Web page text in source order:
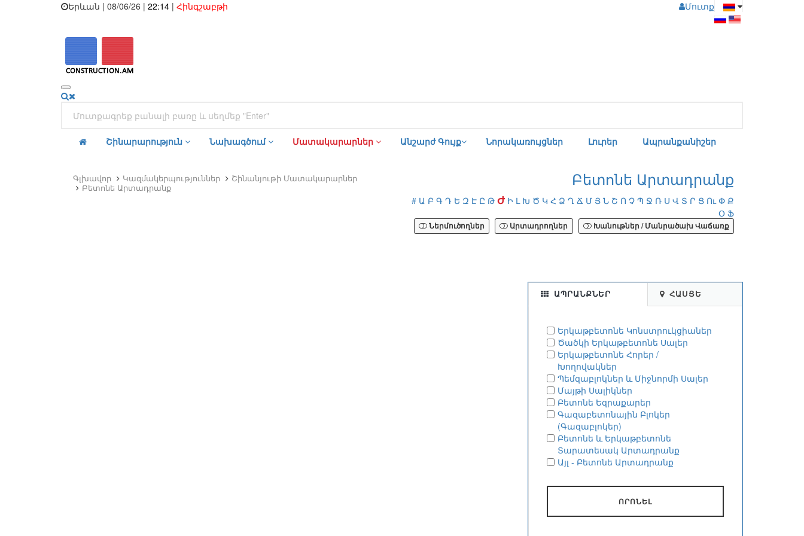
Մուտք
Երևան | 08/06/26 | 22:14 | Հինգշաբթի
Շինարարություն Նախագծում Մատակարարներ Անշարժ Գույք Նորակառույցներ Լուրեր Ապրանքանիշեր
Գլխավոր Կազմակերպություններ
Շինանյութի Մատակարարներ
Բետոնե Արտադրանք
Բետոնե Արտադրանք
# Ա Բ Գ Դ Ե Զ Է Ը Թ Ժ Ի Լ Խ Ծ Կ Հ Ձ Ղ Ճ Մ Յ Ն Շ Ո Չ Պ Ջ Ռ Ս Վ Տ Ր Ց Ու Փ Ք
Օ Ֆ
Ներմուծողներ Արտադրողներ Խանութներ / Մանրածախ Վաճառք
ԱՊՐԱՆՔՆԵՐ ՀԱՍՑԵ
Երկաթբետոնե Կոնստրուկցիաներ
Ծածկի Երկաթբետոնե Սալեր
Երկաթբետոնե Հորեր /
Խողովակներ
Պեմզաբլոկներ և Միջնորմի Սալեր
Մայթի Սալիկներ
Բետոնե Եզրաքարեր
Գազաբետոնային Բլոկեր
(Գազաբլոկեր)
Բետոնե և Երկաթբետոնե
Տարատեսակ Արտադրանք
Այլ - Բետոնե Արտադրանք
ՈՐՈՆԵԼ